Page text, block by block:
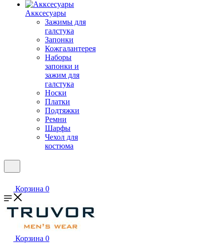
Акксесуары
Зажимы для
галстука
Запонки
Кожгалантерея
Наборы
запонки и
зажим для
галстука
Носки
Платки
Подтяжки
Ремни
Шарфы
Чехол для
костюма
Корзина 0
Корзина 0